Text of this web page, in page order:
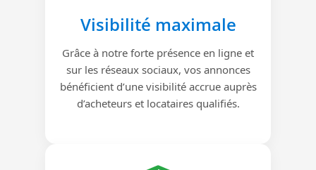
Visibilité maximale
Grâce à notre forte présence en ligne et
sur les réseaux sociaux, vos annonces
bénéficient d’une visibilité accrue auprès
d’acheteurs et locataires qualifiés.